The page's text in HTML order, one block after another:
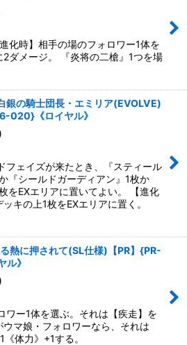
化時】相手の場のフォロワー1体を
2ダメージ。 『炎将の二槍』1つを場
銀の騎士団長・エミリア(EVOLVE)
020}《ロイヤル》
フェイズが来たとき、『スティール
『シールドガーディアン』1枚か
をEXエリアに置いてよい。 【進化
キの上1枚をEXエリアに置く。
る熱に押されて(SL仕様)【PR】{PR-
ル》
ワー1体を選ぶ。それは【疾走】を
ウマ娘・フォロワーなら、それは
《体力》+1する。